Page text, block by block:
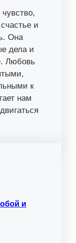
и
Она
дела и
Любовь
к
нам
и